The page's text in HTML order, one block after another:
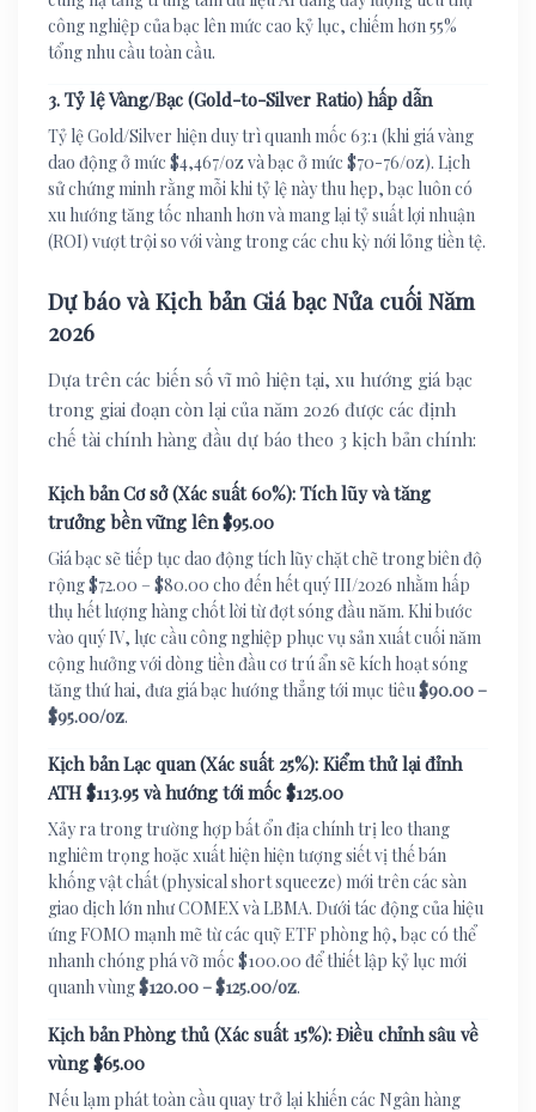
công nghiệp của bạc lên mức cao kỷ lục, chiếm hơn 55%
tổng nhu cầu toàn cầu.
3. Tỷ lệ Vàng/Bạc (Gold-to-Silver Ratio) hấp dẫn
Tỷ lệ Gold/Silver hiện duy trì quanh mốc 63:1 (khi giá vàng
dao động ở mức $4,467/oz và bạc ở mức $70-76/oz). Lịch
sử chứng minh rằng mỗi khi tỷ lệ này thu hẹp, bạc luôn có
xu hướng tăng tốc nhanh hơn và mang lại tỷ suất lợi nhuận
(ROI) vượt trội so với vàng trong các chu kỳ nới lỏng tiền tệ.
Dự báo và Kịch bản Giá bạc Nửa cuối Năm
2026
Dựa trên các biến số vĩ mô hiện tại, xu hướng giá bạc
trong giai đoạn còn lại của năm 2026 được các định
chế tài chính hàng đầu dự báo theo 3 kịch bản chính:
Kịch bản Cơ sở (Xác suất 60%): Tích lũy và tăng
trưởng bền vững lên $95.00
Giá bạc sẽ tiếp tục dao động tích lũy chặt chẽ trong biên độ
rộng $72.00 – $80.00 cho đến hết quý III/2026 nhằm hấp
thụ hết lượng hàng chốt lời từ đợt sóng đầu năm. Khi bước
vào quý IV, lực cầu công nghiệp phục vụ sản xuất cuối năm
cộng hưởng với dòng tiền đầu cơ trú ẩn sẽ kích hoạt sóng
tăng thứ hai, đưa giá bạc hướng thẳng tới mục tiêu$90.00 –
$95.00/oz.
Kịch bản Lạc quan (Xác suất 25%): Kiểm thử lại đỉnh
ATH $113.95 và hướng tới mốc $125.00
Xảy ra trong trường hợp bất ổn địa chính trị leo thang
nghiêm trọng hoặc xuất hiện hiện tượng siết vị thế bán
khống vật chất (physical short squeeze) mới trên các sàn
giao dịch lớn như COMEX và LBMA. Dưới tác động của hiệu
ứng FOMO mạnh mẽ từ các quỹ ETF phòng hộ, bạc có thể
nhanh chóng phá vỡ mốc $100.00 để thiết lập kỷ lục mới
quanh vùng$120.00 – $125.00/oz.
Kịch bản Phòng thủ (Xác suất 15%): Điều chỉnh sâu về
vùng $65.00
Nếu lạm phát toàn cầu quay trở lại khiến các Ngân hàng